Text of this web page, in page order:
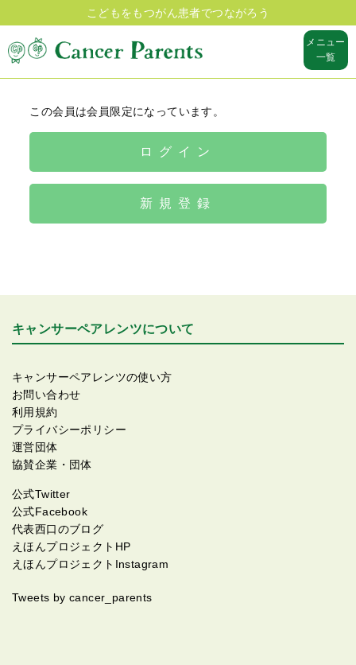
こどもをもつがん患者でつながろう
メニュー
一覧
この会員は会員限定になっています。
ログイン
新規登録
キャンサーペアレンツについて
キャンサーペアレンツの使い方
お問い合わせ
利用規約
プライバシーポリシー
運営団体
協賛企業・団体
公式Twitter
公式Facebook
代表西口のブログ
えほんプロジェクトHP
えほんプロジェクトInstagram
Tweets by cancer_parents